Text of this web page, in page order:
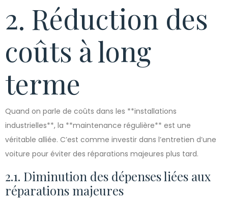
2. Réduction des
coûts à long
terme
Quand on parle de coûts dans les **installations
industrielles**, la **maintenance régulière** est une
véritable alliée. C’est comme investir dans l’entretien d’une
voiture pour éviter des réparations majeures plus tard.
2.1. Diminution des dépenses liées aux
réparations majeures